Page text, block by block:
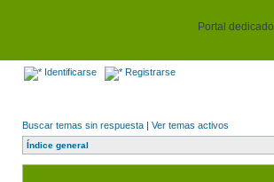
Portal
Identificarse Registrarse
Buscar temas sin respuesta | Ver temas activos
Índice general